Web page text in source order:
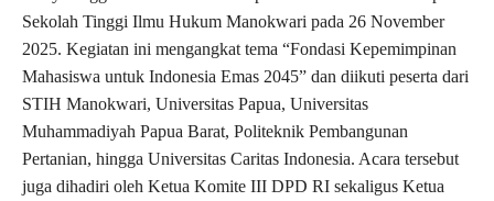
Sekolah Tinggi Ilmu Hukum Manokwari pada 26 November
2025. Kegiatan ini mengangkat tema “Fondasi Kepemimpinan
Mahasiswa untuk Indonesia Emas 2045” dan diikuti peserta dari
STIH Manokwari, Universitas Papua, Universitas
Muhammadiyah Papua Barat, Politeknik Pembangunan
Pertanian, hingga Universitas Caritas Indonesia. Acara tersebut
juga dihadiri oleh Ketua Komite III DPD RI sekaligus Ketua